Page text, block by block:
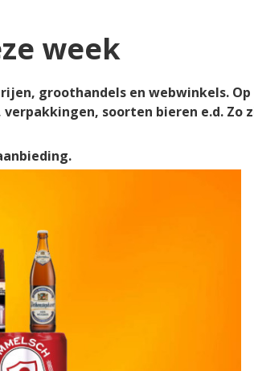
week
groothandels en webwinkels.
soorten bieren e.d. Zo